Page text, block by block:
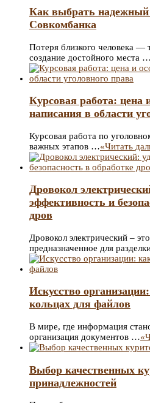
Как выбрать
Совкомбанка
Потеря близкого человека —
создание достойного места …
Курсовая работа: цена
написания в области
Курсовая работа по
важных этапов …«Читать
Дровокол
эффективность и
дров
Дровокол электрический –
предназначенное для
Искусство
кольцах для файлов
В мире, где информация
организация документов …
Выбор качественных
принадлежностей